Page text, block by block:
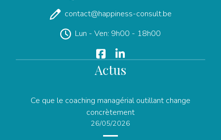
contact@happiness-consult.be
Lun - Ven: 9h00 - 18h00
Actus
Ce que le coaching managérial outillant change
concrètement
26/05/2026